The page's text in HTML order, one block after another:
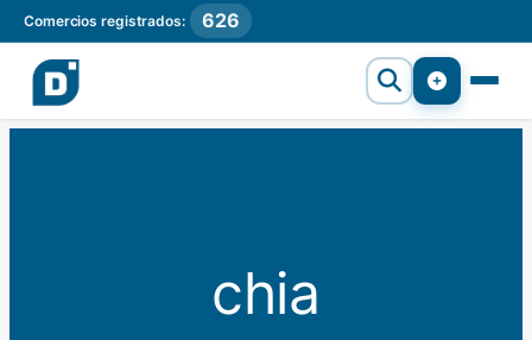
Comercios registrados: 626
chia